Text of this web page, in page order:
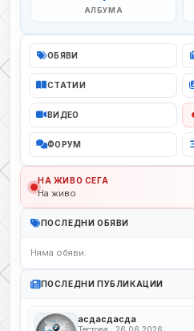
АЛБУМА
ОБЯВИ
СТАТИИ
ВИДЕО
ФОРУМ
НА ЖИВО СЕГА
На живо
ПОСЛЕДНИ ОБЯВИ
Няма обяви.
ПОСЛЕДНИ ПУБЛИКАЦИИ
асдасдасда